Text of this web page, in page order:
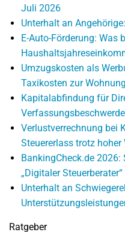
Juli 2026
Unterhalt an
E-Auto-Förderung: Was
Umzugskosten als
Taxikosten zur
Kapitalabfindung für
Verlustverrechnung bei
Steuererlass trotz hoher
BankingCheck.de 2026:
„Digitaler Steuerberater“
Unterhalt an
Ratgeber